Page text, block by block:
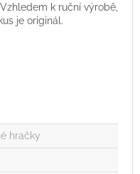
k ruční výrobě,
je originál.
hračky